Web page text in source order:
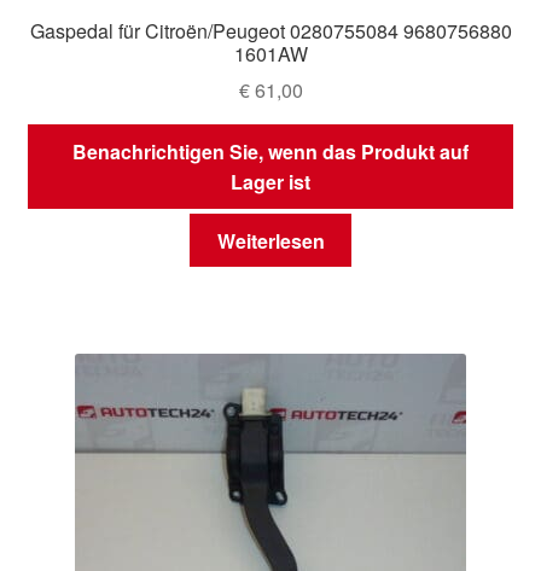
Gaspedal für Citroën/Peugeot 0280755084 9680756880
1601AW
€61,00
Benachrichtigen Sie, wenn das Produkt auf
Lager ist
Weiterlesen